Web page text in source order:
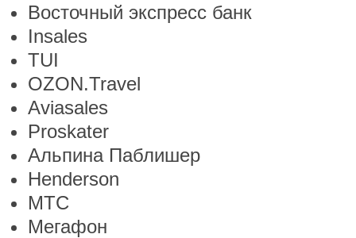
Восточный экспресс банк
Insales
TUI
OZON.Travel
Aviasales
Proskater
Альпина Паблишер
Henderson
МТС
Мегафон